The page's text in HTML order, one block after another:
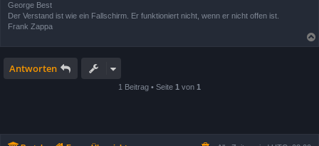
George Best
Der Verstand ist wie ein Fallschirm. Er funktioniert nicht, wenn er nicht offen ist.
Frank Zappa
Antworten
1 Beitrag • Seite 1 von 1